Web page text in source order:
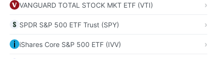
VANGUARD TOTAL STOCK MKT ETF (VTI)
SPDR S&P 500 ETF Trust (SPY)
iShares Core S&P 500 ETF (IVV)